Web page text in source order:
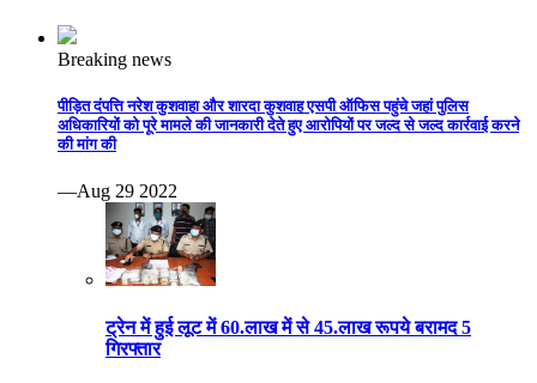
Breaking news
पीड़ित दंपत्ति नरेश कुशवाहा और शारदा कुशवाह एसपी ऑफिस पहुंचे जहां पुलिस
अधिकारियों को पूरे मामले की जानकारी देते हुए आरोपियों पर जल्द से जल्द कार्रवाई करने
की मांग की
—Aug 29 2022
ट्रेन में हुई लूट में 60.लाख में से 45.लाख रूपये बरामद 5
गिरफ्तार